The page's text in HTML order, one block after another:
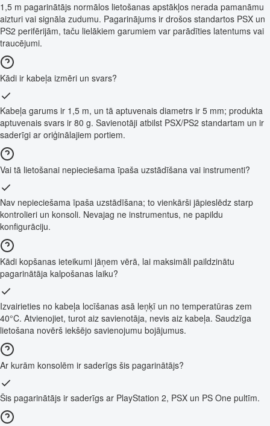
1,5 m pagarinātājs normālos lietošanas apstākļos nerada pamanāmu
aizturi vai signāla zudumu. Pagarinājums ir drošos standartos PSX un
PS2 perifērijām, taču lielākiem garumiem var parādīties latentums vai
traucējumi.
Kādi ir kabeļa izmēri un svars?
Kabeļa garums ir 1,5 m, un tā aptuvenais diametrs ir 5 mm; produkta
aptuvenais svars ir 80 g. Savienotāji atbilst PSX/PS2 standartam un ir
saderīgi ar oriģinālajiem portiem.
Vai tā lietošanai nepieciešama īpaša uzstādīšana vai instrumenti?
Nav nepieciešama īpaša uzstādīšana; to vienkārši jāpieslēdz starp
kontrolieri un konsoli. Nevajag ne instrumentus, ne papildu
konfigurāciju.
Kādi kopšanas ieteikumi jāņem vērā, lai maksimāli paildzinātu
pagarinātāja kalpošanas laiku?
Izvairieties no kabeļa locīšanas asā leņķī un no temperatūras zem
40°C. Atvienojiet, turot aiz savienotāja, nevis aiz kabeļa. Saudzīga
lietošana novērš iekšējo savienojumu bojājumus.
Ar kurām konsolēm ir saderīgs šis pagarinātājs?
Šis pagarinātājs ir saderīgs ar PlayStation 2, PSX un PS One pultīm.